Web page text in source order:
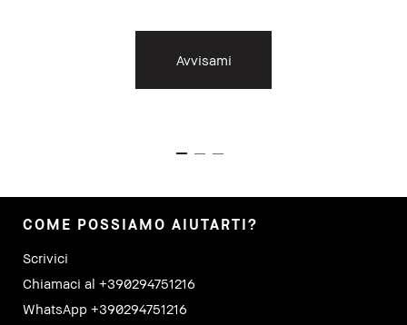
Avvisami
COME POSSIAMO AIUTARTI?
Scrivici
Chiamaci al +390294751216
WhatsApp +390294751216